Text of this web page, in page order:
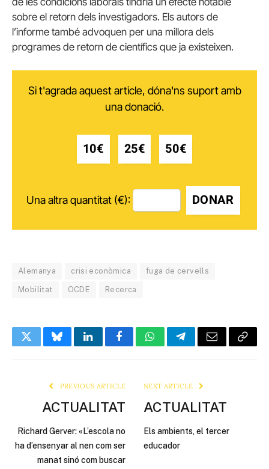
sobre el retorn dels investigadors. Els autors de
l’informe també advoquen per una millora dels
programes de retorn de científics que ja existeixen.
Si t'agrada aquest article, dóna'ns suport amb
una donació.
10€ 25€ 50€
Una altra quantitat (€): DONAR
Alemanya crisi econòmica fuga de cervells
Mobilitat OCDE Recerca
TwitterBlueskyLinkedInFacebookWhatsAppTelegramEmail Copy
PREVIOUS ARTICLE
ACTUALITAT
Richard Gerver: «L’escola no
ha d’ensenyar al nen com ser
manat sinó com buscar
NEXT ARTICLE
ACTUALITAT
Els ambients, el tercer
educador